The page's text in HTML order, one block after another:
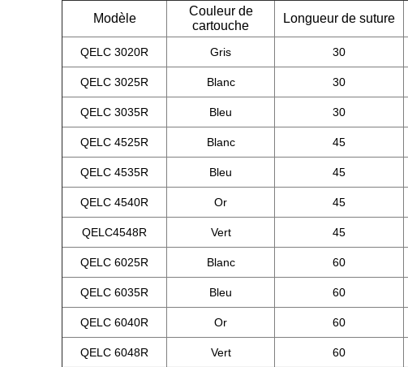
Modèle
Couleur de
cartouche
Longueur de suture
QELC 3020R Gris 30
QELC 3025R
Blanc 30
QELC 3035R
Bleu 30
QELC 4525R
Blanc 45
QELC 4535R
Bleu 45
QELC 4540R
Or 45
QELC4548R
Vert 45
QELC 6025R
Blanc 60
QELC 6035R
Bleu 60
QELC 6040R
Or 60
QELC 6048R
Vert 60